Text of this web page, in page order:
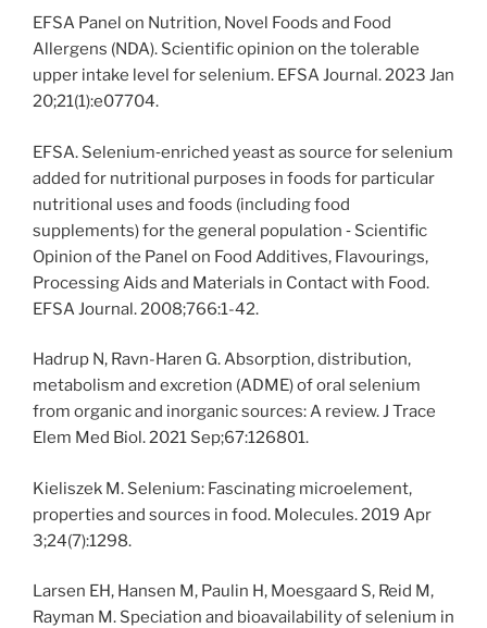
EFSA Panel on Nutrition, Novel Foods and Food
Allergens (NDA). Scientific opinion on the tolerable
upper intake level for selenium. EFSA Journal. 2023 Jan
20;21(1):e07704.
EFSA. Selenium‐enriched yeast as source for selenium
added for nutritional purposes in foods for particular
nutritional uses and foods (including food
supplements) for the general population ‐ Scientific
Opinion of the Panel on Food Additives, Flavourings,
Processing Aids and Materials in Contact with Food.
EFSA Journal. 2008;766:1-42.
Hadrup N, Ravn-Haren G. Absorption, distribution,
metabolism and excretion (ADME) of oral selenium
from organic and inorganic sources: A review. J Trace
Elem Med Biol. 2021 Sep;67:126801.
Kieliszek M. Selenium: Fascinating microelement,
properties and sources in food. Molecules. 2019 Apr
3;24(7):1298.
Larsen EH, Hansen M, Paulin H, Moesgaard S, Reid M,
Rayman M. Speciation and bioavailability of selenium in